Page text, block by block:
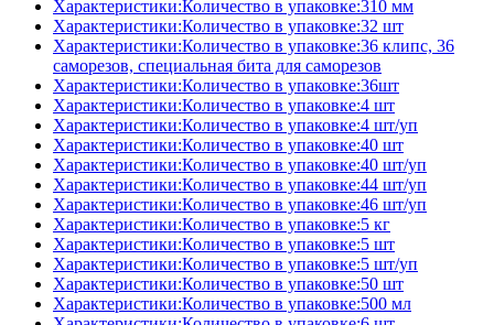
Характеристики:Количество в упаковке:310 мм
Характеристики:Количество в упаковке:32 шт
Характеристики:Количество в упаковке:36 клипс, 36
саморезов, специальная бита для саморезов
Характеристики:Количество в упаковке:36шт
Характеристики:Количество в упаковке:4 шт
Характеристики:Количество в упаковке:4 шт/уп
Характеристики:Количество в упаковке:40 шт
Характеристики:Количество в упаковке:40 шт/уп
Характеристики:Количество в упаковке:44 шт/уп
Характеристики:Количество в упаковке:46 шт/уп
Характеристики:Количество в упаковке:5 кг
Характеристики:Количество в упаковке:5 шт
Характеристики:Количество в упаковке:5 шт/уп
Характеристики:Количество в упаковке:50 шт
Характеристики:Количество в упаковке:500 мл